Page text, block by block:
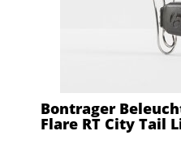
Bontrager
Flare RT City Tail